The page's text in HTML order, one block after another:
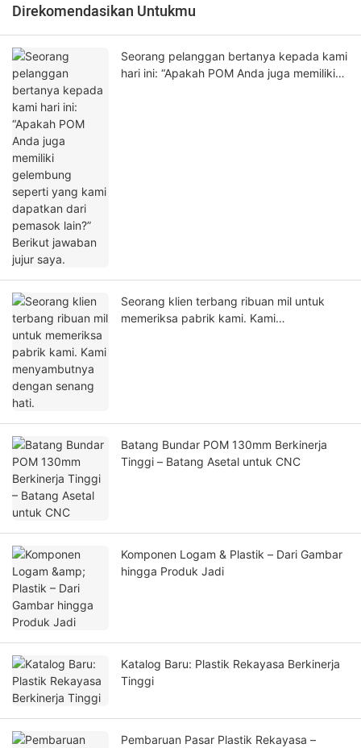
Direkomendasikan Untukmu
Seorang pelanggan bertanya kepada kami
hari ini: “Apakah POM Anda juga memiliki
Seorang klien terbang ribuan mil untuk
memeriksa pabrik kami. Kami
Batang Bundar POM 130mm Berkinerja
Tinggi – Batang Asetal untuk CNC
Komponen Logam & Plastik – Dari Gambar
hingga Produk Jadi
Katalog Baru: Plastik Rekayasa Berkinerja
Tinggi
Pembaruan Pasar Plastik Rekayasa –